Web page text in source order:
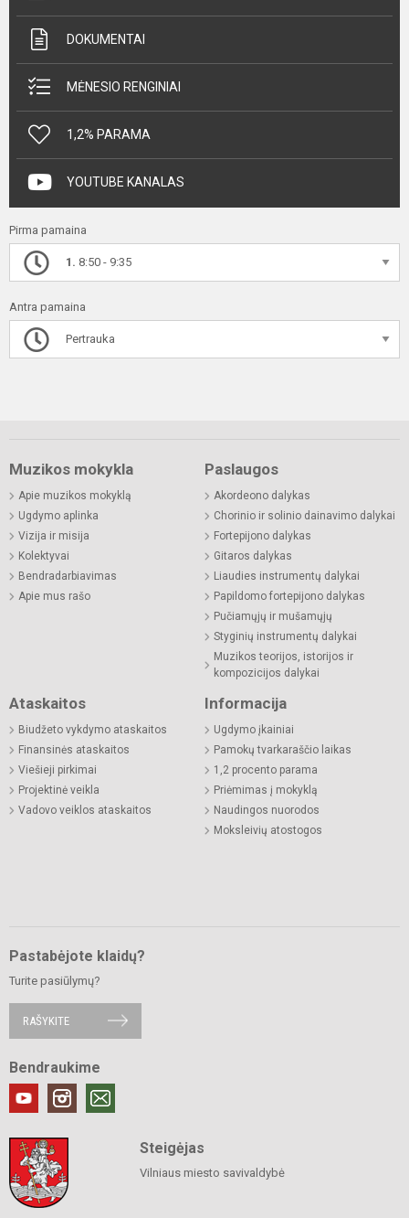
DOKUMENTAI
MĖNESIO RENGINIAI
1,2% PARAMA
YOUTUBE KANALAS
Pirma pamaina
1. 8:50 - 9:35
Antra pamaina
Pertrauka
Muzikos mokykla
Apie muzikos mokyklą
Ugdymo aplinka
Vizija ir misija
Kolektyvai
Bendradarbiavimas
Apie mus rašo
Paslaugos
Akordeono dalykas
Chorinio ir solinio dainavimo dalykai
Fortepijono dalykas
Gitaros dalykas
Liaudies instrumentų dalykai
Papildomo fortepijono dalykas
Pučiamųjų ir mušamųjų
Styginių instrumentų dalykai
Muzikos teorijos, istorijos ir
kompozicijos dalykai
Ataskaitos
Biudžeto vykdymo ataskaitos
Finansinės ataskaitos
Viešieji pirkimai
Projektinė veikla
Vadovo veiklos ataskaitos
Informacija
Ugdymo įkainiai
Pamokų tvarkaraščio laikas
1,2 procento parama
Priėmimas į mokyklą
Naudingos nuorodos
Moksleivių atostogos
Pastabėjote klaidų?
Turite pasiūlymų?
RAŠYKITE
Bendraukime
Steigėjas
Vilniaus miesto savivaldybė